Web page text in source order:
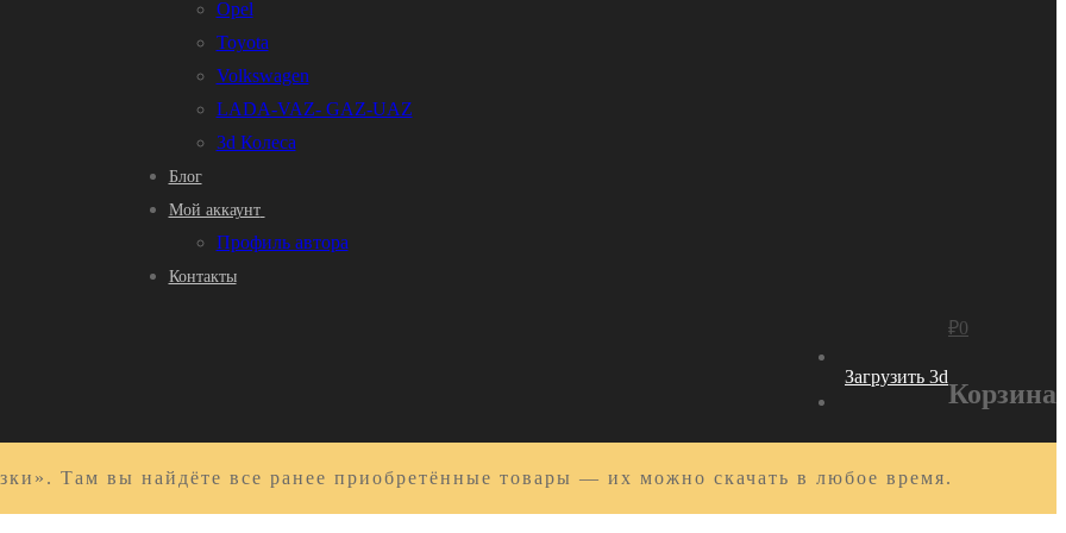
Opel
Toyota
Volkswagen
LADA-VAZ- GAZ-UAZ
3d Колеса
Блог
Мой аккаунт
Профиль автора
Контакты
Загрузить 3d
₽0
Корзина
Там вы найдёте все ранее приобретённые товары — их можно скачать в любое время.